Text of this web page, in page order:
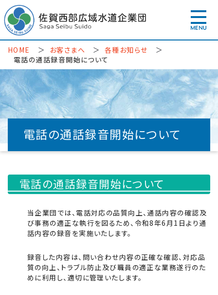
HOME お客さまへ
各種お知らせ
電話の通話録音開始について
電話の通話録音開始について
電話の通話録音開始について
当企業団では、電話対応の品質向上、通話内容の確認及
び事務の適正な執行を図るため、令和8年6月1日より通
話内容の録音を実施いたします。
録音した内容は、問い合わせ内容の正確な確認、対応品
質の向上、トラブル防止及び職員の適正な業務遂行のた
めに利用し、適切に管理いたします。